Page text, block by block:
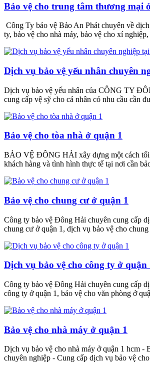
Bảo vệ cho trung tâm thương mại
Công Ty bảo vệ Bảo An Phát chuyên về
ty, bảo vệ cho nhà máy, bảo vệ cho xí
Dịch vụ bảo vệ yếu nhân chuyên
Dịch vụ bảo vệ yếu nhân của CÔNG TY
cung cấp vệ sỹ cho cá nhân có nhu cầu cần
Bảo vệ cho tòa nhà ở quận 1
BẢO VỆ ĐÔNG HẢI xây dựng một cách tối
khách hàng và tình hình thực tế tại nơi cần
Bảo vệ cho chung cư ở quận 1
Công ty bảo vệ Đông Hải chuyên cung cấp
chung cư ở quận 1, dịch vụ bảo vệ cho
Dịch vụ bảo vệ cho công ty ở quận
Công ty bảo vệ Đông Hải chuyên cung cấp
công ty ở quận 1, bảo vệ cho văn phòng ở
Bảo vệ cho nhà máy ở quận 1
Dịch vụ bảo vệ cho nhà máy ở quận 1 hcm -
chuyên nghiệp - Cung cấp dịch vụ bảo vệ